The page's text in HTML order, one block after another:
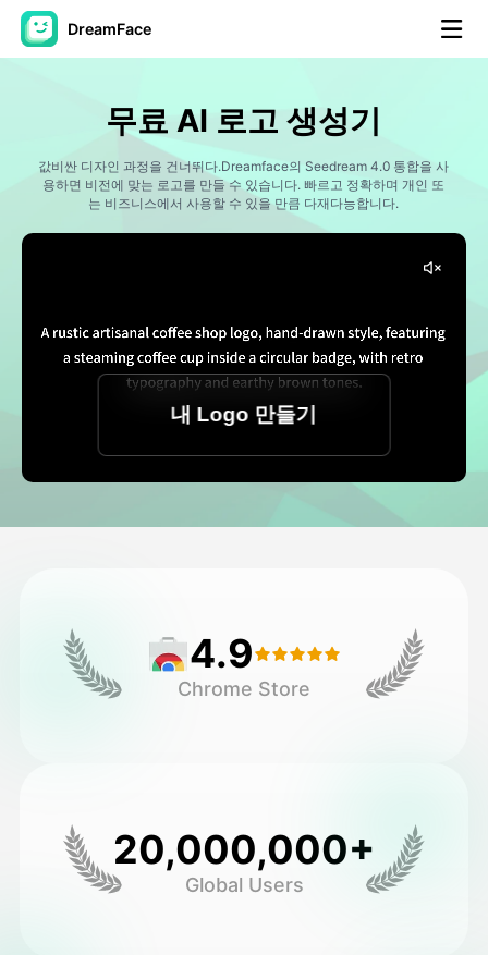
DreamFace
아바타 영상
AI 영상
다른 도구
모든 도구 보기
템플릿
AI 사진
다른 도구
갤러리
무료 AI 로고 생성기
값비싼 디자인 과정을 건너뛰다.Dreamface의 Seedream 4.0 통합을 사
용하면 비전에 맞는 로고를 만들 수 있습니다. 빠르고 정확하며 개인 또
는 비즈니스에서 사용할 수 있을 만큼 다재다능합니다.
내 Logo 만들기
4.9
Chrome Store
20,000,000+
Global Users